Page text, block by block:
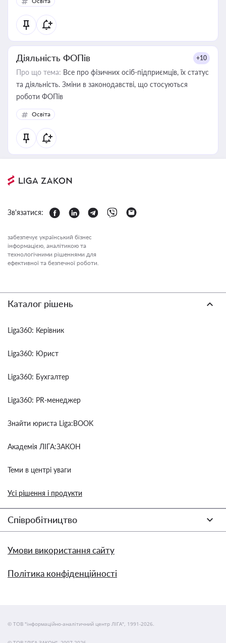
Діяльність ФОПів +10
Про що тема: Все про фізичних осіб-підприємців, їх статус
та діяльність. Зміни в законодавстві, що стосуються
роботи ФОПів
Освіта
Зв'язатися:
забезпечує український бізнес
інформацією, аналітикою та
технологічними рішеннями для
ефективної та безпечної роботи.
Каталог рішень
Liga360: Керівник
Liga360: Юрист
Liga360: Бухгалтер
Liga360: PR-менеджер
Знайти юриста Liga:BOOK
Академія ЛІГА:ЗАКОН
Теми в центрі уваги
Усі рішення і продукти
Співробітництво
Умови використання сайту
Політика конфіденційності
© ТОВ "інформаційно-аналітичний центр ЛІГА", 1991-2026.